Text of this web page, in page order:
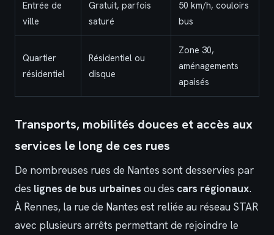
Entrée de
ville
Gratuit, parfois
saturé
50 km/h, couloirs
bus
Quartier
résidentiel
Résidentiel ou
disque
Zone 30,
aménagements
apaisés
Transports, mobilités douces et accès aux
services le long de ces rues
De nombreuses rues de Nantes sont desservies par
des lignes de bus urbaines ou des cars régionaux.
À Rennes, la rue de Nantes est reliée au réseau STAR
avec plusieurs arrêts permettant de rejoindre le